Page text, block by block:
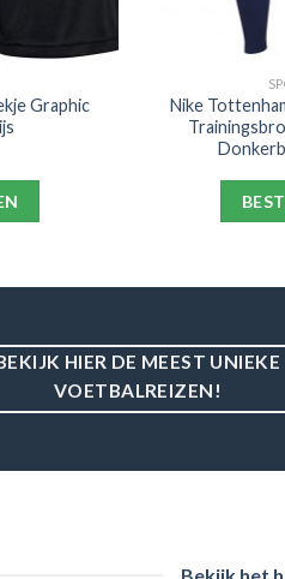
Graphic
Nike
HIER DE MEEST UNIEKE
VOETBALREIZEN!